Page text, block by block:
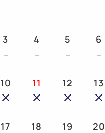
3 4 5 6
10 11 12 13
17 18 19 20